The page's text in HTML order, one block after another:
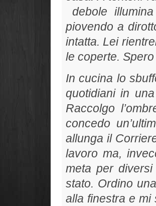
debole
piovendo a
intatta. Lei
le coperte.
In cucina lo
quotidiani in
Raccolgo
concedo
allunga il
lavoro ma,
meta per
stato. Ordino
alla finestra e